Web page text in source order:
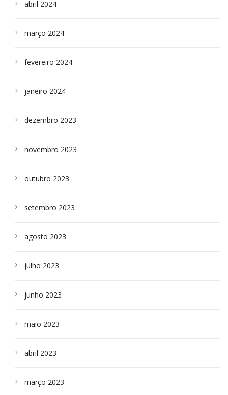
abril 2024
março 2024
fevereiro 2024
janeiro 2024
dezembro 2023
novembro 2023
outubro 2023
setembro 2023
agosto 2023
julho 2023
junho 2023
maio 2023
abril 2023
março 2023